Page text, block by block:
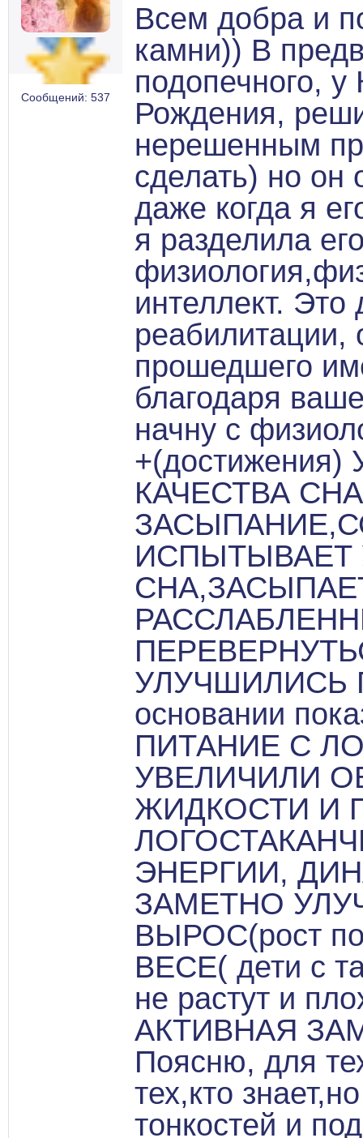
Сообщений: 537
Всем добра и
камни)) В
подопечного, у
Рождения,
нерешенным
сделать) но он
даже когда я
я разделила
интеллект. Это
реабилитации,
прошедшего
благодаря
начну с
КАЧЕСТВА
ИСПЫТЫВАЕТ
УЛУЧШИЛИСЬ
основании
ПИТАНИЕ С
УВЕЛИЧИЛИ
ЖИДКОСТИ И
ЭНЕРГИИ,
ЗАМЕТНО
ВЫРОС(рост
ВЕСЕ( дети с
не растут и
АКТИВНАЯ
Поясню, для
тех,кто
тонкостей и